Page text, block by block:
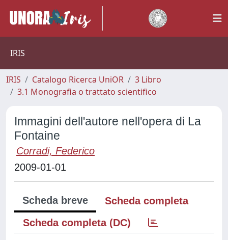
IRIS
IRIS Catalogo Ricerca UniOR
3 Libro
3.1 Monografia o trattato scientifico
Immagini dell'autore nell'opera di La
Fontaine
Corradi, Federico
2009-01-01
Scheda breve
Scheda completa
Scheda completa (DC)